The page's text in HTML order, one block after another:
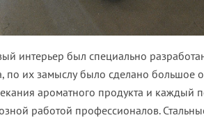
интерьер был специально
по их замыслу было сделано большое
ароматного продукта и каждый
работой профессионалов.